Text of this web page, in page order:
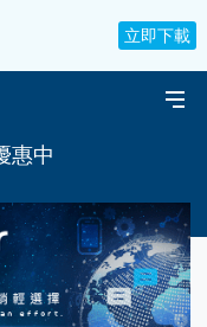
立即下載
惠中